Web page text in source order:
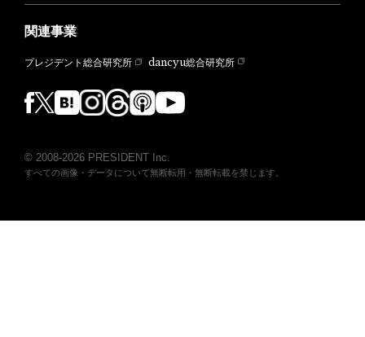
関連事業
プレジデント総合研究所 dancyu総合研究所
© 2008-2026 PRESIDENT Inc.
すべての画像・データについて無断転用・無断転載を禁じます。